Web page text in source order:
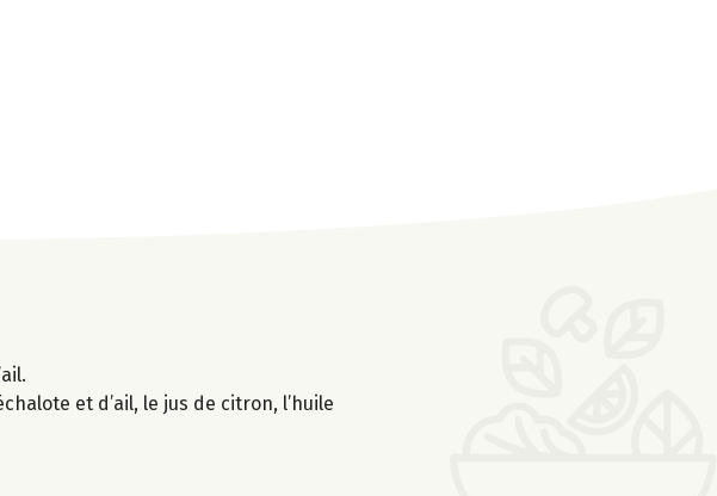
et d’ail, le jus de citron, l’huile